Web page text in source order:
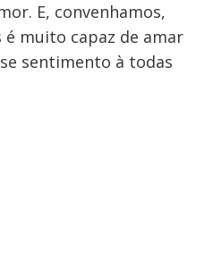
E, convenhamos,
é muito capaz de amar
sentimento à todas